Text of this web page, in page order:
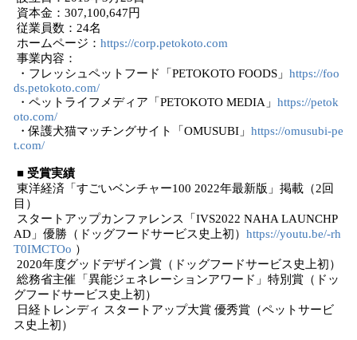
資本金：307,100,647円
従業員数：24名
​ホームページ： https://corp.petokoto.com
事業内容：
・フレッシュペットフード「PETOKOTO FOODS」 https://foo
ds.petokoto.com/
・ペットライフメディア「PETOKOTO MEDIA」 https://petok
oto.com/
・保護犬猫マッチングサイト「OMUSUBI」 https://omusubi-pe
t.com/
■ 受賞実績
東洋経済「すごいベンチャー100 2022年最新版」掲載（2回
目）
スタートアップカンファレンス「IVS2022 NAHA LAUNCHP
AD」優勝（ドッグフードサービス史上初） https://youtu.be/-rh
T0IMCTOo ）
2020年度グッドデザイン賞（ドッグフードサービス史上初）
総務省主催「異能ジェネレーションアワード」特別賞（ドッ
グフードサービス史上初）
日経トレンディ スタートアップ大賞 優秀賞（ペットサービ
ス史上初）